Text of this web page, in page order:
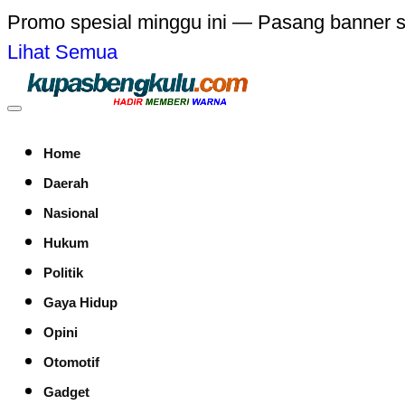
Promo spesial minggu ini — Pasang banner
Lihat Semua
Home
Daerah
Nasional
Hukum
Politik
Gaya Hidup
Opini
Otomotif
Gadget